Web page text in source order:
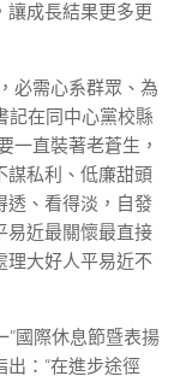
讓成長結果更多更
必需心系群眾、為
記在同中心黨校縣
一直裝著老蒼生，
謀私利、低廉甜頭
透、看得淡，自發
易近最關懷最直接
理大好人平易近不
”國際休息節暨表揚
：“在進步途徑